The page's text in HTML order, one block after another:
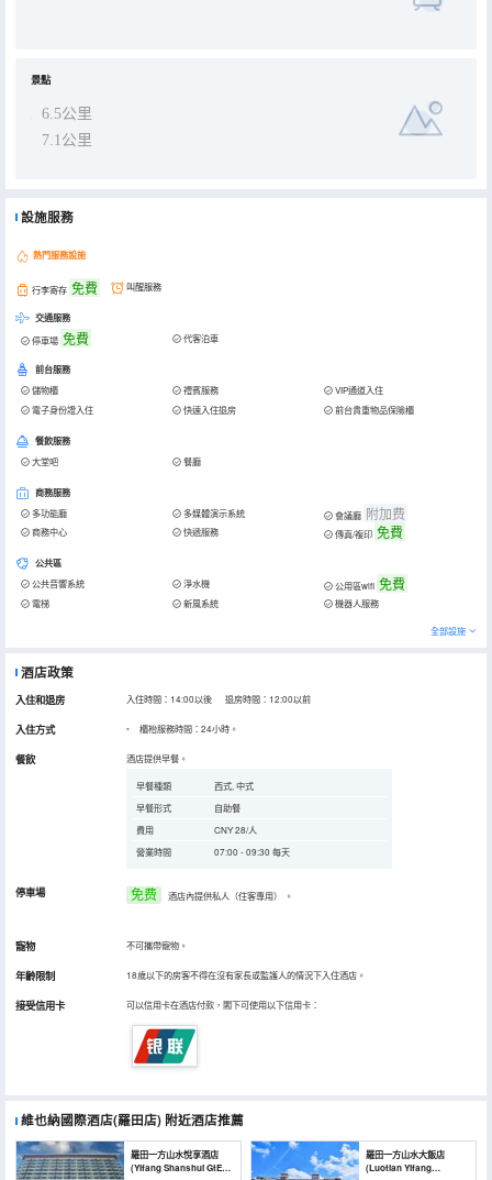
景點
6.5公里
7.1公里
設施服務
熱門服務設施
行李寄存 免費 叫醒服務
交通服務
停車場 免費 代客泊車
前台服務
儲物櫃 禮賓服務
VIP通道入住
電子身份證入住
快速入住退房 前台貴重物品保險櫃
餐飲服務
大堂吧 餐廳
商務服務
多功能廳 多媒體演示系統 會議廳 附加费
商務中心 快遞服務 傳真/複印 免費
公共區
公共音響系統 淨水機 公用區wifi 免費
電梯 新風系統 機器人服務
全部設施
酒店政策
入住和退房 入住時間：14:00以後 退房時間：12:00以前
入住方式 櫃枱服務時間：24小時。
餐飲 酒店提供早餐。
早餐種類
西式, 中式
早餐形式
自助餐
費用
CNY 28/人
營業時間
07:00 - 09:30 每天
停車場 免费 酒店內提供私人（住客專用） 。
寵物 不可攜帶寵物。
年齡限制 18歲以下的房客不得在沒有家長或監護人的情況下入住酒店。
接受信用卡 可以信用卡在酒店付款，閣下可使用以下信用卡：
維也納國際酒店(羅田店) 附近酒店推薦
羅田一方山水悅享酒店
(Yifang Shanshui GtEL
羅田一方山水大飯店
(Luotian Yifang